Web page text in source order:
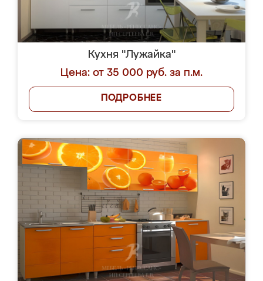
Кухня "Лужайка"
Цена: от 35 000 руб. за п.м.
ПОДРОБНЕЕ